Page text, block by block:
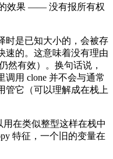
效果 —— 没有报所有权
时是已知大小的，会被存
速的。这意味着没有理由
然有效）。换句话说，
用 clone 并不会与通常
管它（可以理解成在栈上
用在类似整型这样在栈中
特征，一个旧的变量在